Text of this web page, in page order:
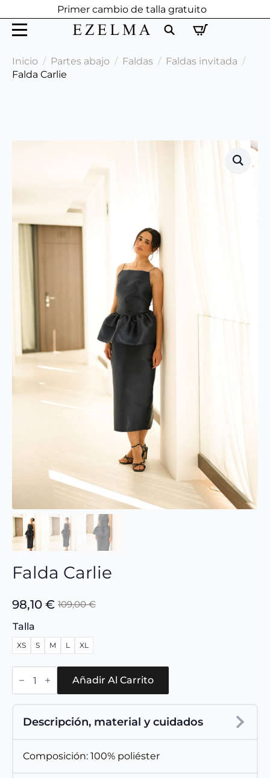
Primer cambio de talla gratuito
for:
Inicio Partes abajo Faldas
Faldas invitada
Falda Carlie
Falda Carlie
109,00€
El
precio
original
era:
109,00 €.
98,10 €
El
precio
actual
es:
98,10 €.
Talla
XS S M L XL
Falda
Carlie
Añadir Al Carrito
Descripción, material y cuidados
Composición: 100% poliéster